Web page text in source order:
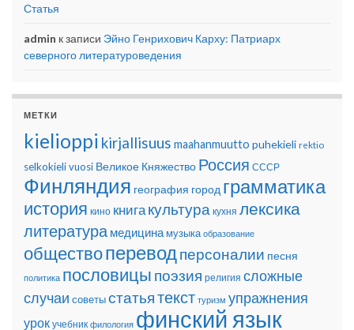
Статья
admin к записи Эйно Генрихович Карху: Патриарх
северного литературоведения
МЕТКИ
kielioppi kirjallisuus maahanmuutto puhekieli rektio
selkokielivuosi Великое Княжество Россия СССР
Финляндия география город грамматика
история кино книгакультура кухня лексика
литература медицина музыка образование
обществопереводперсоналии песня
политика пословицы поэзия религия сложные
случаи советыстатьятекст туризм упражнения
урок учебник филология финский язык